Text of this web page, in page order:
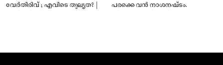
വേർതിരിവ് ; എവിടെ തുല്യത? |
പരക്കെ വൻ നാശനഷ്ടം.